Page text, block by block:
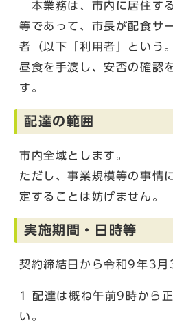
本業務は、市内に居住す
等であって、市長が配食サ
者（以下「利用者」という
昼食を手渡し、安否の確認
す。
配達の範囲
市内全域とします。
ただし、事業規模等の事情
定することは妨げません。
実施期間・日時等
契約締結日から令和9年3月
1 配達は概ね午前9時から
い。